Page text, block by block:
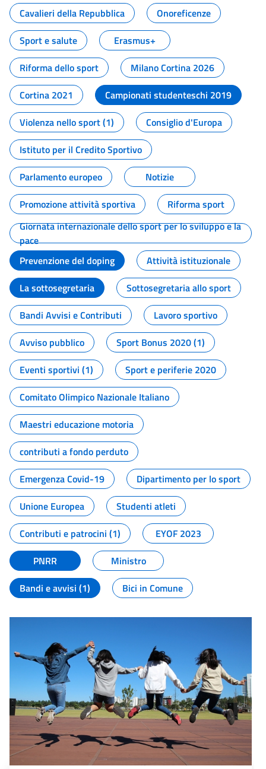
Cavalieri della Repubblica
Onoreficenze
Sport e salute
Erasmus+
Riforma dello sport
Milano Cortina 2026
Cortina 2021
Campionati studenteschi 2019
Violenza nello sport (1)
Consiglio d'Europa
Istituto per il Credito Sportivo
Parlamento europeo
Notizie
Promozione attività sportiva
Riforma sport
Giornata internazionale dello sport per lo sviluppo e la
pace
Prevenzione del doping
Attività istituzionale
La sottosegretaria
Sottosegretaria allo sport
Bandi Avvisi e Contributi
Lavoro sportivo
Avviso pubblico
Sport Bonus 2020 (1)
Eventi sportivi (1)
Sport e periferie 2020
Comitato Olimpico Nazionale Italiano
Maestri educazione motoria
contributi a fondo perduto
Emergenza Covid-19
Dipartimento per lo sport
Unione Europea
Studenti atleti
Contributi e patrocini (1)
EYOF 2023
PNRR
Ministro
Bandi e avvisi (1)
Bici in Comune